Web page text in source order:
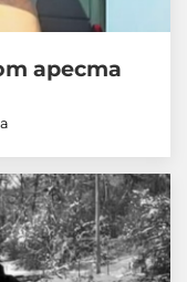
ареста